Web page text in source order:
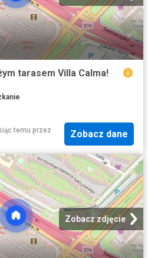
tarasem Villa Calma!
temu przez
Zobacz dane
Zobacz zdjęcie